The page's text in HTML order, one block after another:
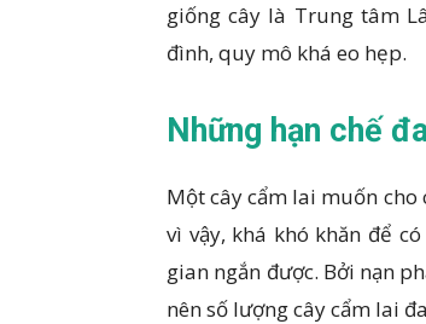
giống cây là Trung tâm
đình, quy mô khá eo hẹp.
Những hạn chế
Một cây cẩm lai muốn
vì vậy, khá khó khăn để
gian ngắn được. Bởi nạn
nên số lượng cây cẩm lai